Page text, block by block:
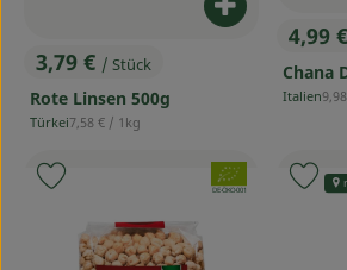
, Preis:
3,79 € / Stück
Rote Linsen 500g
, Herkunft:
Türkei, Referenzpreis:
7,58 € / 1kg
Produkt
,
4,99 €
Chana
, Herkunft:
Italien,
, Verband:
, Kontrollstelle:
DE-ÖKO-001
Produkt zu Favouriten hinzufügen